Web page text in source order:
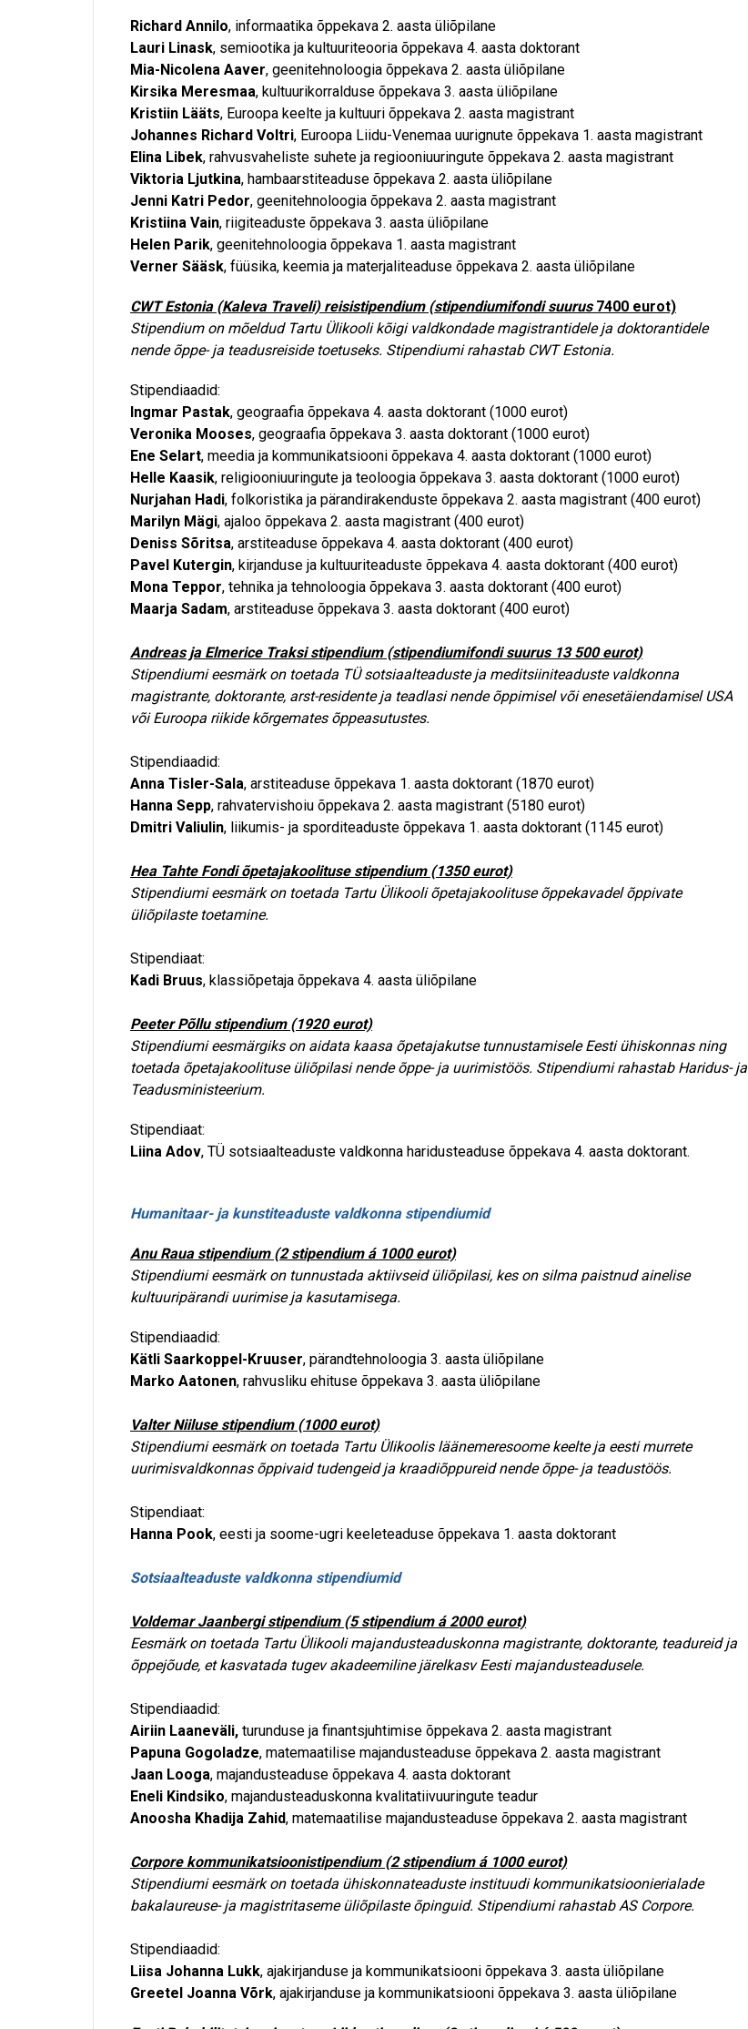
Richard Annilo, informaatika õppekava 2. aasta üliõpilane
Lauri Linask, semiootika ja kultuuriteooria õppekava 4. aasta doktorant
Mia-Nicolena Aaver, geenitehnoloogia õppekava 2. aasta üliõpilane
Kirsika Meresmaa, kultuurikorralduse õppekava 3. aasta üliõpilane
Kristiin Lääts, Euroopa keelte ja kultuuri õppekava 2. aasta magistrant
Johannes Richard Voltri, Euroopa Liidu-Venemaa uurignute õppekava 1. aasta magistrant
Elina Libek, rahvusvaheliste suhete ja regiooniuuringute õppekava 2. aasta magistrant
Viktoria Ljutkina, hambaarstiteaduse õppekava 2. aasta üliõpilane
Jenni Katri Pedor, geenitehnoloogia õppekava 2. aasta magistrant
Kristiina Vain, riigiteaduste õppekava 3. aasta üliõpilane
Helen Parik, geenitehnoloogia õppekava 1. aasta magistrant
Verner Sääsk, füüsika, keemia ja materjaliteaduse õppekava 2. aasta üliõpilane
CWT Estonia (Kaleva Traveli) reisistipendium (stipendiumifondi suurus7400 eurot)
Stipendium on mõeldud Tartu Ülikooli kõigi valdkondade magistrantidele ja doktorantidele
nende õppe- ja teadusreiside toetuseks. Stipendiumi rahastab CWT Estonia.
Stipendiaadid:
Ingmar Pastak, geograafia õppekava 4. aasta doktorant (1000 eurot)
Veronika Mooses, geograafia õppekava 3. aasta doktorant (1000 eurot)
Ene Selart, meedia ja kommunikatsiooni õppekava 4. aasta doktorant (1000 eurot)
Helle Kaasik, religiooniuuringute ja teoloogia õppekava 3. aasta doktorant (1000 eurot)
Nurjahan Hadi, folkoristika ja pärandirakenduste õppekava 2. aasta magistrant (400 eurot)
Marilyn Mägi, ajaloo õppekava 2. aasta magistrant (400 eurot)
Deniss Sõritsa, arstiteaduse õppekava 4. aasta doktorant (400 eurot)
Pavel Kutergin, kirjanduse ja kultuuriteaduste õppekava 4. aasta doktorant (400 eurot)
Mona Teppor, tehnika ja tehnoloogia õppekava 3. aasta doktorant (400 eurot)
Maarja Sadam, arstiteaduse õppekava 3. aasta doktorant (400 eurot)
Andreas ja Elmerice Traksi stipendium (stipendiumifondi suurus 13 500 eurot)
Stipendiumi eesmärk on toetada TÜ sotsiaalteaduste ja meditsiiniteaduste valdkonna
magistrante, doktorante, arst-residente ja teadlasi nende õppimisel või enesetäiendamisel USA
või Euroopa riikide kõrgemates õppeasutustes.
Stipendiaadid:
Anna Tisler-Sala, arstiteaduse õppekava 1. aasta doktorant (1870 eurot)
Hanna Sepp, rahvatervishoiu õppekava 2. aasta magistrant (5180 eurot)
Dmitri Valiulin, liikumis- ja sporditeaduste õppekava 1. aasta doktorant (1145 eurot)
Hea Tahte Fondi õpetajakoolituse stipendium (1350 eurot)
Stipendiumi eesmärk on toetada Tartu Ülikooli õpetajakoolituse õppekavadel õppivate
üliõpilaste toetamine.
Stipendiaat:
Kadi Bruus, klassiõpetaja õppekava 4. aasta üliõpilane
Peeter Põllu stipendium (1920 eurot)
Stipendiumi eesmärgiks on aidata kaasa õpetajakutse tunnustamisele Eesti ühiskonnas ning
toetada õpetajakoolituse üliõpilasi nende õppe- ja uurimistöös. Stipendiumi rahastab Haridus- ja
Teadusministeerium.
Stipendiaat:
Liina Adov, TÜ sotsiaalteaduste valdkonna haridusteaduse õppekava 4. aasta doktorant.
Humanitaar- ja kunstiteaduste valdkonna stipendiumid
Anu Raua stipendium (2 stipendium á 1000 eurot)
Stipendiumi eesmärk on tunnustada aktiivseid üliõpilasi, kes on silma paistnud ainelise
kultuuripärandi uurimise ja kasutamisega.
Stipendiaadid:
Kätli Saarkoppel-Kruuser, pärandtehnoloogia 3. aasta üliõpilane
Marko Aatonen, rahvusliku ehituse õppekava 3. aasta üliõpilane
Valter Niiluse stipendium (1000 eurot)
Stipendiumi eesmärk on toetada Tartu Ülikoolis läänemeresoome keelte ja eesti murrete
uurimisvaldkonnas õppivaid tudengeid ja kraadiõppureid nende õppe- ja teadustöös.
Stipendiaat:
Hanna Pook, eesti ja soome-ugri keeleteaduse õppekava 1. aasta doktorant
Sotsiaalteaduste valdkonna stipendiumid
Voldemar Jaanbergi stipendium (5 stipendium á 2000 eurot)
Eesmärk on toetada Tartu Ülikooli majandusteaduskonna magistrante, doktorante, teadureid ja
õppejõude, et kasvatada tugev akadeemiline järelkasv Eesti majandusteadusele.
Stipendiaadid:
Airiin Laaneväli, turunduse ja finantsjuhtimise õppekava 2. aasta magistrant
Papuna Gogoladze, matemaatilise majandusteaduse õppekava 2. aasta magistrant
Jaan Looga, majandusteaduse õppekava 4. aasta doktorant
Eneli Kindsiko, majandusteaduskonna kvalitatiivuuringute teadur
Anoosha Khadija Zahid, matemaatilise majandusteaduse õppekava 2. aasta magistrant
Corpore kommunikatsioonistipendium (2 stipendium á 1000 eurot)
Stipendiumi eesmärk on toetada ühiskonnateaduste instituudi kommunikatsioonierialade
bakalaureuse- ja magistritaseme üliõpilaste õpinguid. Stipendiumi rahastab AS Corpore.
Stipendiaadid:
Liisa Johanna Lukk, ajakirjanduse ja kommunikatsiooni õppekava 3. aasta üliõpilane
Greetel Joanna Võrk, ajakirjanduse ja kommunikatsiooni õppekava 3. aasta üliõpilane